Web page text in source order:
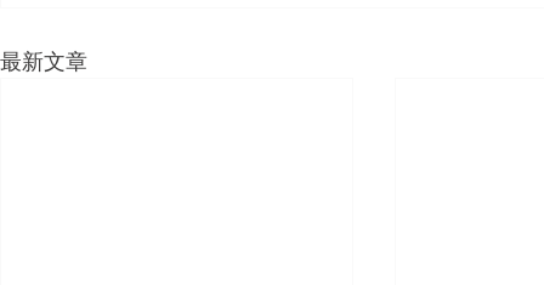
最新文章